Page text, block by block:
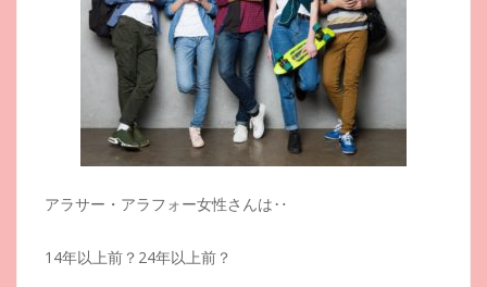
アラサー・アラフォー女性さんは‥
14年以上前？24年以上前？